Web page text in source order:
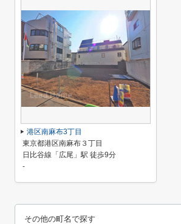
港区南麻布3丁目
東京都港区南麻布３丁目
日比谷線「広尾」駅 徒歩9分
-
その他の町名で探す